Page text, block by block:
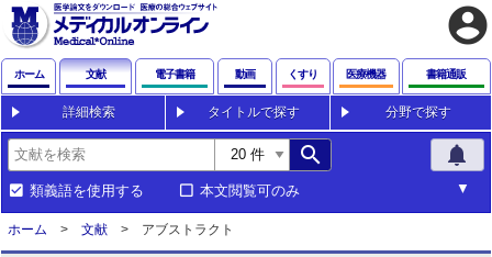
account_circle
ホーム 文献 電子書籍 動画 くすり 医療機器 書籍通販
詳細検索 タイトルで探す 分野で探す
search notifications
類義語を使用する 本文閲覧可のみ
ホーム 文献 アブストラクト